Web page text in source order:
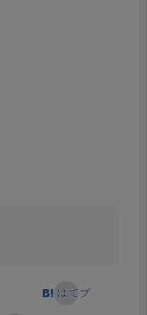
はてブ